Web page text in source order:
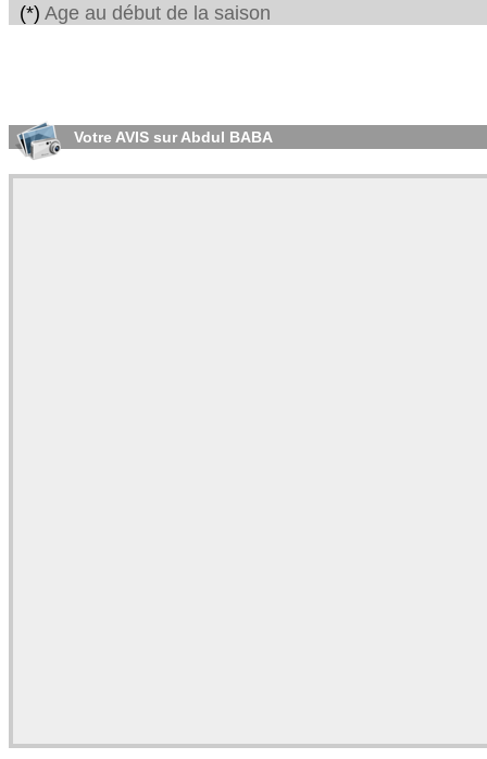
(*) Age au début de la saison
Votre AVIS sur Abdul BABA